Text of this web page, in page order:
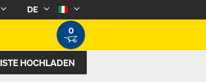
DE
0
HOCHLADEN